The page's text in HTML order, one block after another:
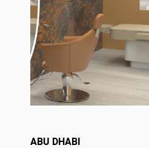
ABU DHABI